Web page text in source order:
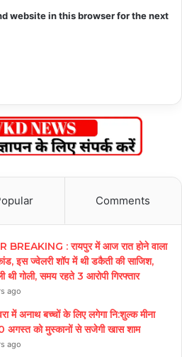
website in this browser for the next
Comments
BREAKING : रायपुर में आज रात होने वाला
इस ज्वेलरी शॉप में थी डकैती की साजिश,
थी गोली, समय रहते 3 आरोपी गिरफ्तार
ago
में अनाथ बच्चों के लिए लगेगा नि:शुल्क मीना
अगस्त को मुस्कानों से सजेगी खास शाम
ago